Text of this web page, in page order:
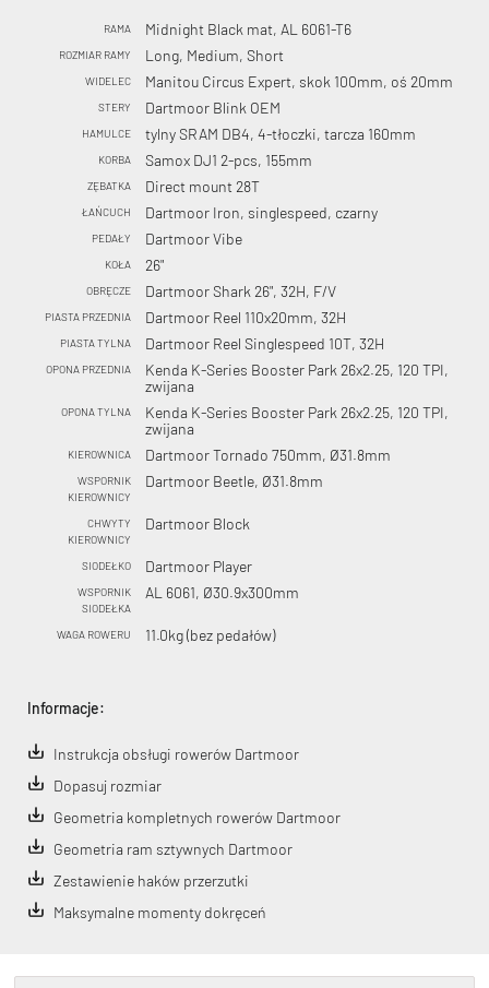
RAMA Midnight Black mat, AL 6061-T6
ROZMIAR RAMY Long, Medium, Short
WIDELEC Manitou Circus Expert, skok 100mm, oś 20mm
STERY Dartmoor Blink OEM
HAMULCE tylny SRAM DB4, 4-tłoczki, tarcza 160mm
KORBA Samox DJ1 2-pcs, 155mm
ZĘBATKA Direct mount 28T
ŁAŃCUCH Dartmoor Iron, singlespeed, czarny
PEDAŁY Dartmoor Vibe
KOŁA 26"
OBRĘCZE Dartmoor Shark 26", 32H, F/V
PIASTA PRZEDNIA Dartmoor Reel 110x20mm, 32H
PIASTA TYLNA Dartmoor Reel Singlespeed 10T, 32H
OPONA PRZEDNIA
Kenda K-Series Booster Park 26x2.25, 120 TPI,
zwijana
OPONA TYLNA
Kenda K-Series Booster Park 26x2.25, 120 TPI,
zwijana
KIEROWNICA Dartmoor Tornado 750mm, Ø31.8mm
WSPORNIK
KIEROWNICY
Dartmoor Beetle, Ø31.8mm
CHWYTY
KIEROWNICY
Dartmoor Block
SIODEŁKO Dartmoor Player
WSPORNIK
SIODEŁKA
AL 6061, Ø30.9x300mm
WAGA ROWERU 11.0kg (bez pedałów)
Informacje:
Instrukcja obsługi rowerów Dartmoor
Dopasuj rozmiar
Geometria kompletnych rowerów Dartmoor
Geometria ram sztywnych Dartmoor
Zestawienie haków przerzutki
Maksymalne momenty dokręceń